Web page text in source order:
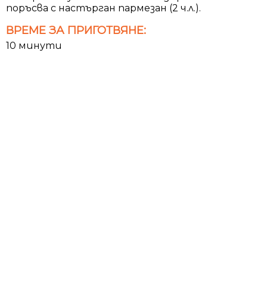
поръсва с настърган пармезан (2 ч.л.).
ВРЕМЕ ЗА ПРИГОТВЯНЕ:
10 минути